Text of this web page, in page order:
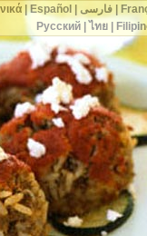
|Español فارسی|
Русский| ไทย|